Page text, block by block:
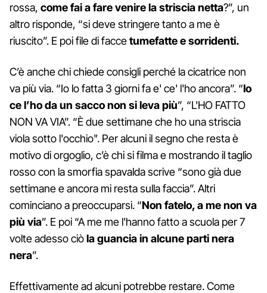
rossa, come fai a fare venire la striscia netta?”, un
altro risponde, “si deve stringere tanto a me è
riuscito”. E poi file di faccetumefatte e sorridenti.
C’è anche chi chiede consigli perché la cicatrice non
va più via. “Io lo fatta 3 giorni fa e' ce' l'ho ancora”. “Io
ce l’ho da un sacco non si leva più”, “L'HO FATTO
NON VA VIA”. “È due settimane che ho una striscia
viola sotto l'occhio". Per alcuni il segno che resta è
motivo di orgoglio, c’è chi si filma e mostrando il taglio
rosso con la smorfia spavalda scrive “sono già due
settimane e ancora mi resta sulla faccia”. Altri
cominciano a preoccuparsi. “Non fatelo, a me non va
più via”. E poi “A me me l'hanno fatto a scuola per 7
volte adesso ciòla guancia in alcune parti nera
nera”.
Effettivamente ad alcuni potrebbe restare. Come